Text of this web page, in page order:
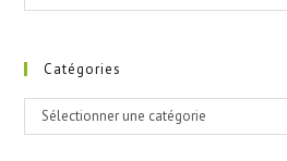
Catégories
Catégories
Sélectionner une catégorie